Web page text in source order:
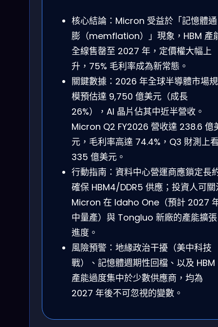
核心結論：Micron 受益於「記憶體通
膨（memflation）」現象，HBM 產
全線售罄至 2027 年，定價權大幅上
升，75% 毛利率成為新常態。
關鍵數據：2026 年全球半導體市場規
模預估達 9,750 億美元（成長
26%），AI 晶片佔其中近半營收。
Micron Q2 FY2026 營收達 238.6 億
元，毛利率高達 74.4%，Q3 財測上
335 億美元。
行動指南：資料中心營運商應鎖定長
確保 HBM4/DDR5 供應；投資人可關
Micron 在 Idaho One（預計 2027
中量產）與 Tongluo 新廠的產能擴張
進度。
風險預警：地緣政治干擾（美中科技
戰）、記憶體週期性回檔、以及 HBM
產能過度集中於少數供應商，均為
2027 年後不可忽視的變數。